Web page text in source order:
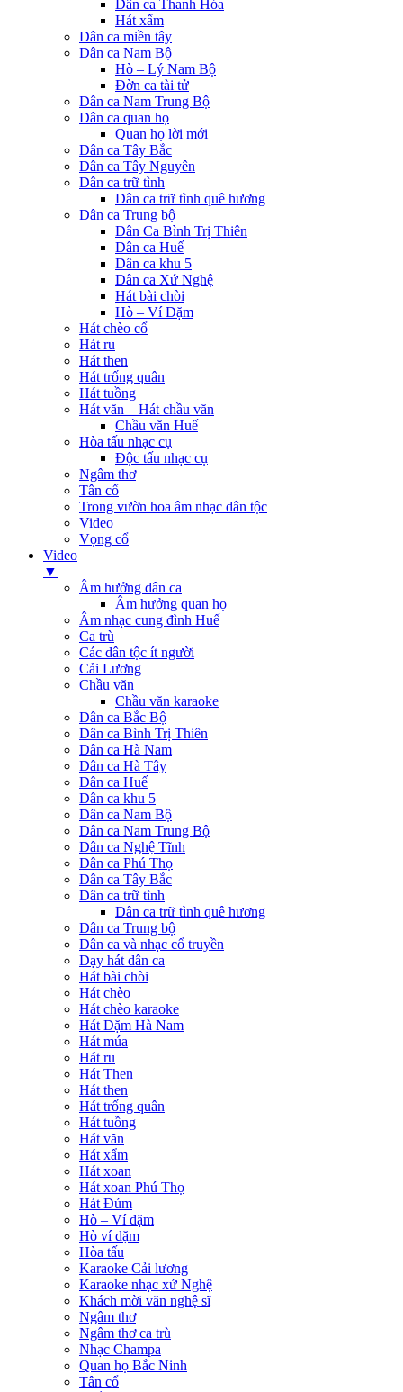
Dân ca Thanh Hóa
Hát xẩm
Dân ca miền tây
Dân ca Nam Bộ
Hò – Lý Nam Bộ
Đờn ca tài tử
Dân ca Nam Trung Bộ
Dân ca quan họ
Quan họ lời mới
Dân ca Tây Bắc
Dân ca Tây Nguyên
Dân ca trữ tình
Dân ca trữ tình quê hương
Dân ca Trung bộ
Dân Ca Bình Trị Thiên
Dân ca Huế
Dân ca khu 5
Dân ca Xứ Nghệ
Hát bài chòi
Hò – Ví Dặm
Hát chèo cổ
Hát ru
Hát then
Hát trống quân
Hát tuồng
Hát văn – Hát chầu văn
Chầu văn Huế
Hòa tấu nhạc cụ
Độc tấu nhạc cụ
Ngâm thơ
Tân cổ
Trong vườn hoa âm nhạc dân tộc
Video
Vọng cổ
Video
▼
Âm hưởng dân ca
Âm hưởng quan họ
Âm nhạc cung đình Huế
Ca trù
Các dân tộc ít người
Cải Lương
Chầu văn
Chầu văn karaoke
Dân ca Bắc Bộ
Dân ca Bình Trị Thiên
Dân ca Hà Nam
Dân ca Hà Tây
Dân ca Huế
Dân ca khu 5
Dân ca Nam Bộ
Dân ca Nam Trung Bộ
Dân ca Nghệ Tĩnh
Dân ca Phú Thọ
Dân ca Tây Bắc
Dân ca trữ tình
Dân ca trữ tình quê hương
Dân ca Trung bộ
Dân ca và nhạc cổ truyền
Dạy hát dân ca
Hát bài chòi
Hát chèo
Hát chèo karaoke
Hát Dặm Hà Nam
Hát múa
Hát ru
Hát Then
Hát then
Hát trống quân
Hát tuồng
Hát văn
Hát xẩm
Hát xoan
Hát xoan Phú Thọ
Hát Đúm
Hò – Ví dặm
Hò ví dặm
Hòa tấu
Karaoke Cải lương
Karaoke nhạc xứ Nghệ
Khách mời văn nghệ sĩ
Ngâm thơ
Ngâm thơ ca trù
Nhạc Champa
Quan họ Bắc Ninh
Tân cổ